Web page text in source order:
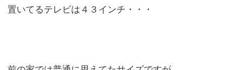
置いてるテレビは４３インチ・・・